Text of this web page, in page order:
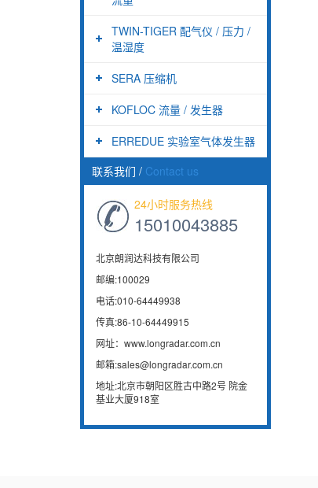
TWIN-TIGER 配气仪 / 压力 /
温湿度
SERA 压缩机
KOFLOC 流量 / 发生器
ERREDUE 实验室气体发生器
联系我们 / Contact us
24小时服务热线
15010043885
北京朗润达科技有限公司
邮编:100029
电话:010-64449938
传真:86-10-64449915
网址：www.longradar.com.cn
邮箱:sales@longradar.com.cn
地址:北京市朝阳区胜古中路2号 院金
基业大厦918室